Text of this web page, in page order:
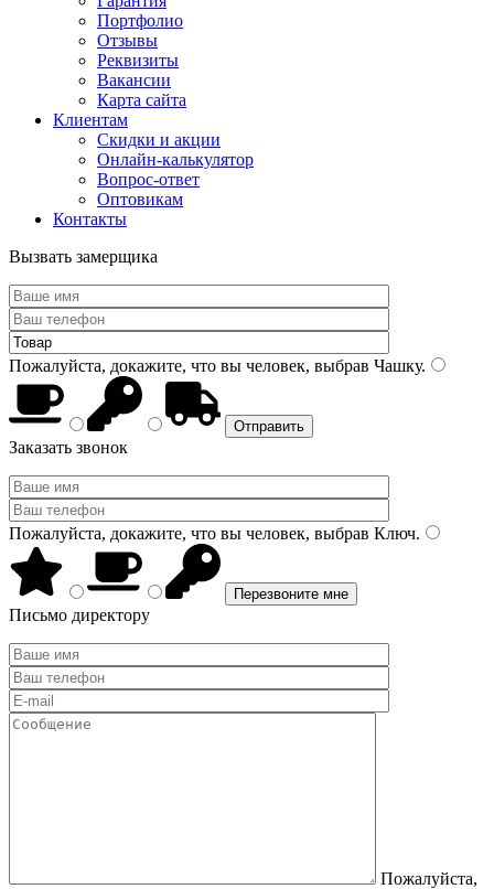
Портфолио
Отзывы
Реквизиты
Вакансии
Карта сайта
Клиентам
Скидки и акции
Онлайн-калькулятор
Вопрос-ответ
Оптовикам
Контакты
Вызвать замерщика
Пожалуйста, докажите, что вы человек, выбрав Чашку.
Заказать звонок
Пожалуйста, докажите, что вы человек, выбрав Ключ.
Письмо директору
Пожалуйста,